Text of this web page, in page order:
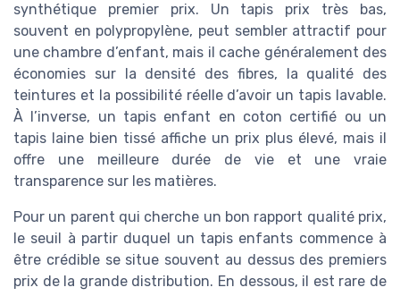
synthétique premier prix. Un tapis prix très bas,
souvent en polypropylène, peut sembler attractif pour
une chambre d’enfant, mais il cache généralement des
économies sur la densité des fibres, la qualité des
teintures et la possibilité réelle d’avoir un tapis lavable.
À l’inverse, un tapis enfant en coton certifié ou un
tapis laine bien tissé affiche un prix plus élevé, mais il
offre une meilleure durée de vie et une vraie
transparence sur les matières.
Pour un parent qui cherche un bon rapport qualité prix,
le seuil à partir duquel un tapis enfants commence à
être crédible se situe souvent au dessus des premiers
prix de la grande distribution. En dessous, il est rare de